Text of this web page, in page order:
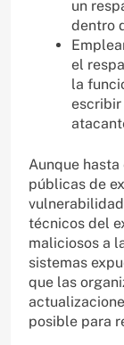
un
dentro
el
la
escribir
Aunque
públicas de
técnicos del
maliciosos a
sistemas
que las
posible para